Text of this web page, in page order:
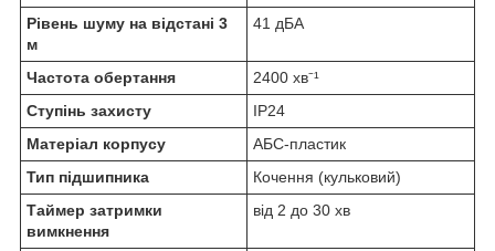
Рівень шуму на відстані 3
м
41 дБА
Частота обертання
2400 хв⁻¹
Ступінь захисту
IP24
Матеріал корпусу
АБС-пластик
Тип підшипника
Кочення (кульковий)
Таймер затримки
вимкнення
від 2 до 30 хв